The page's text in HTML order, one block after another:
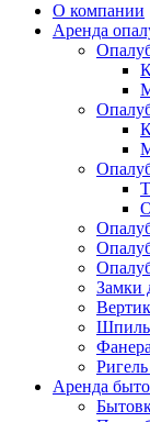
О компании
Аренда
Замки
Аренда